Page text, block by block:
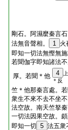
剛石。阿濕麼秦言
法無音聲相。
1 火
即知一切法無慳無
若聞伽字即知諸法
厚。若聞＊他
4
＊反
竺＊他那秦言處。
衆生不來不去不坐
法空故。南天竺拏
一切法因果空故。
即知一切 5 法五衆